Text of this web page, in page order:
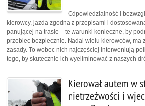
Odpowiedzialność i
kierowcy, jazda zgodna z przepisami i
panującej na trasie – te warunki konieczne, by
przebiec bezpiecznie. Nadal wielu kierowców, ma
zasady. To wobec nich najczęściej interweniują
tego, by skutecznie ich wyeliminować z naszych
Kierował autem w
nietrzeźwości i